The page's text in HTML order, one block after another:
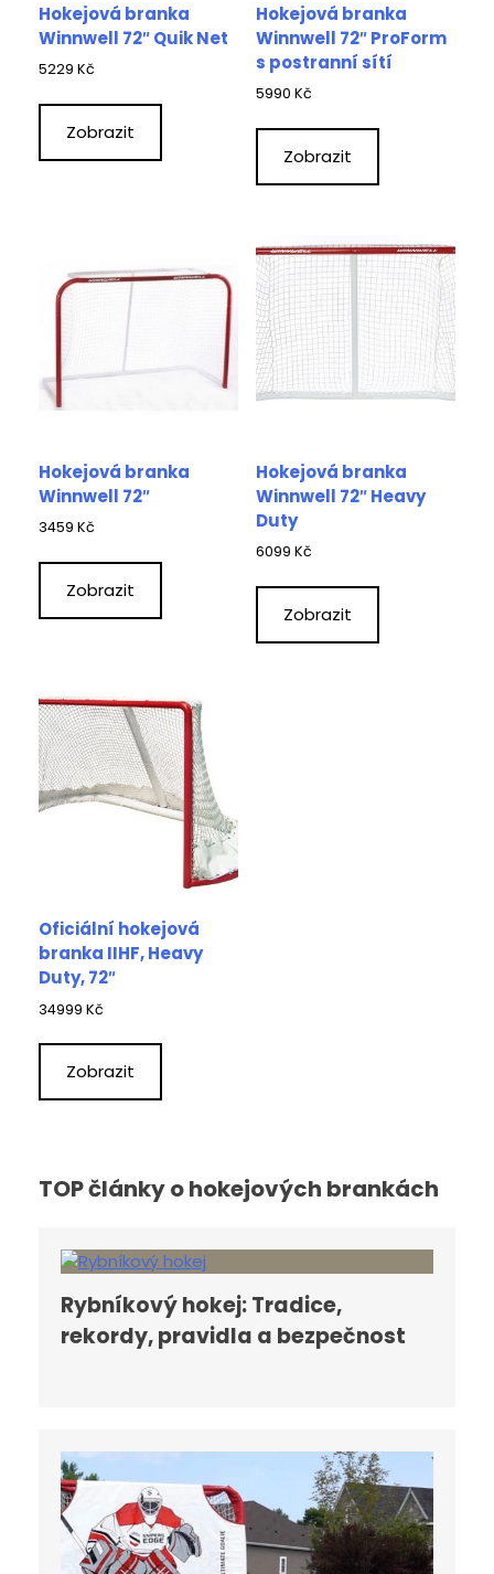
Hokejová branka
Winnwell 72″ Quik Net
5229 Kč
Zobrazit
Hokejová branka
Winnwell 72″ ProForm
s postranní sítí
5990 Kč
Zobrazit
Hokejová branka
Winnwell 72″
3459 Kč
Zobrazit
Hokejová branka
Winnwell 72″ Heavy
Duty
6099 Kč
Zobrazit
Oficiální hokejová
branka IIHF, Heavy
Duty, 72″
34999 Kč
Zobrazit
TOP články o hokejových brankách
Rybníkový hokej: Tradice,
rekordy, pravidla a bezpečnost